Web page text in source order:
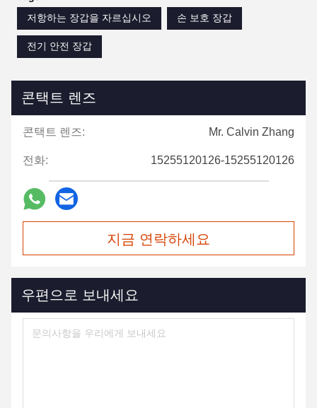
저항하는 장갑을 자르십시오
손 보호 장갑
전기 안전 장갑
콘택트 렌즈
콘택트 렌즈: Mr. Calvin Zhang
전화: 15255120126-15255120126
지금 연락하세요
우편으로 보내세요